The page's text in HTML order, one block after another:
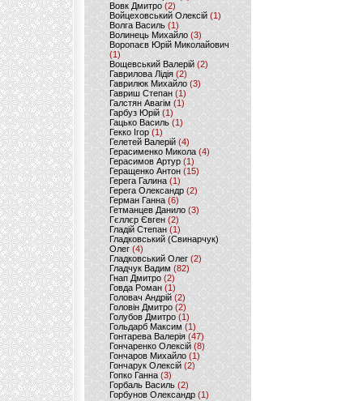
Вовк Дмитро(2)
Войцеховський Олексій(1)
Волга Василь (1)
Волинець Михайло (3)
Воропаєв Юрій Миколайович
(1)
Вощевський Валерій(2)
Гаврилова Лідія (2)
Гаврилюк Михайло (3)
Гавриш Степан (1)
Галстян Авагім (1)
Гарбуз Юрій (1)
Гацько Василь (1)
Гекко Ігор(1)
Гелетей Валерій (4)
Герасименко Микола (4)
Герасимов Артур (1)
Геращенко Антон(15)
Герега Галина (1)
Герега Олександр (2)
Герман Ганна (6)
Гетманцев Данило (3)
Гєллєр Євген (2)
Гладій Степан(1)
Гладковський (Свинарчук)
Олег (4)
Гладковський Олег (2)
Гладчук Вадим (82)
Гнап Дмитро (2)
Говда Роман(1)
Головач Андрій (2)
Головін Дмитро (2)
Голубов Дмитро (1)
Гольдарб Максим(1)
Гонтарева Валерія (47)
Гончаренко Олексій(8)
Гончаров Михайло (1)
Гончарук Олексій (2)
Гопко Ганна (3)
Горбаль Василь (2)
Горбунов Олександр (1)